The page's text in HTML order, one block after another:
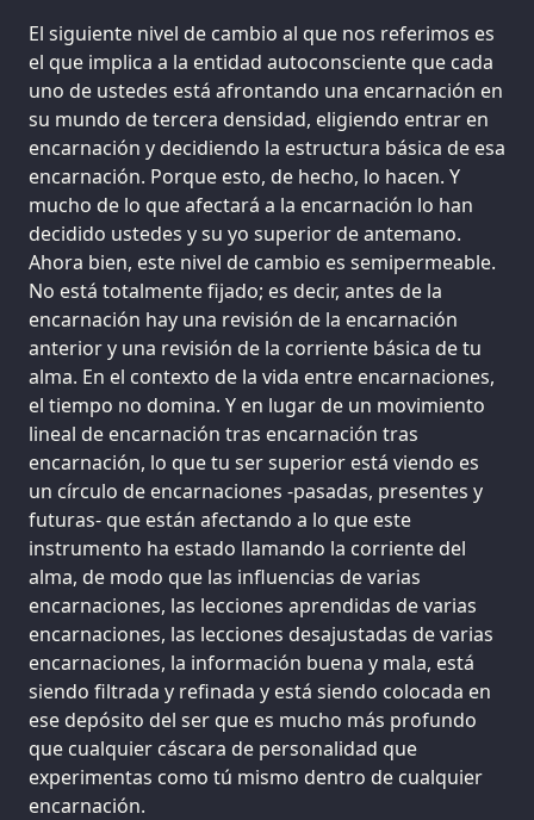
El siguiente nivel de cambio al que nos referimos es
el que implica a la entidad autoconsciente que cada
uno de ustedes está afrontando una encarnación en
su mundo de tercera densidad, eligiendo entrar en
encarnación y decidiendo la estructura básica de esa
encarnación. Porque esto, de hecho, lo hacen. Y
mucho de lo que afectará a la encarnación lo han
decidido ustedes y su yo superior de antemano.
Ahora bien, este nivel de cambio es semipermeable.
No está totalmente fijado; es decir, antes de la
encarnación hay una revisión de la encarnación
anterior y una revisión de la corriente básica de tu
alma. En el contexto de la vida entre encarnaciones,
el tiempo no domina. Y en lugar de un movimiento
lineal de encarnación tras encarnación tras
encarnación, lo que tu ser superior está viendo es
un círculo de encarnaciones -pasadas, presentes y
futuras- que están afectando a lo que este
instrumento ha estado llamando la corriente del
alma, de modo que las influencias de varias
encarnaciones, las lecciones aprendidas de varias
encarnaciones, las lecciones desajustadas de varias
encarnaciones, la información buena y mala, está
siendo filtrada y refinada y está siendo colocada en
ese depósito del ser que es mucho más profundo
que cualquier cáscara de personalidad que
experimentas como tú mismo dentro de cualquier
encarnación.